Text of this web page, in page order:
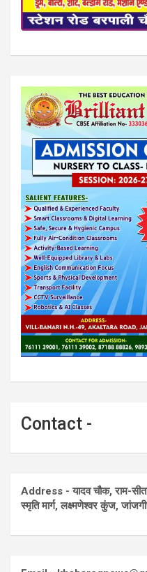
Contact -
Address - यादव चौक, राम-सीता
स्मृति मार्ग, लक्ष्मणेश्वर कुंज,